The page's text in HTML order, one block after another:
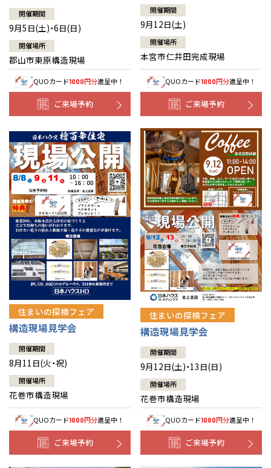
開催期間
9月5日(土)・6日(日)
開催場所
郡山市東原構造現場
QUOカード1000円分進呈中！
ご来場予約
開催期間
9月12日(土)
開催場所
本宮市仁井田完成現場
QUOカード1000円分進呈中！
ご来場予約
住まいの探検フェア
構造現場見学会
開催期間
8月11日(火・祝)
開催場所
花巻市構造現場
QUOカード1000円分進呈中！
ご来場予約
住まいの探検フェア
構造現場見学会
開催期間
9月12日(土)・13日(日)
開催場所
花巻市構造現場
QUOカード1000円分進呈中！
ご来場予約